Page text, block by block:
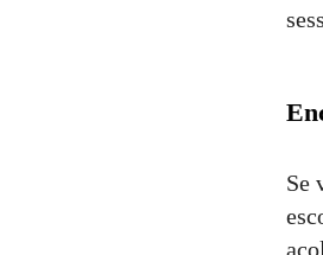
Se